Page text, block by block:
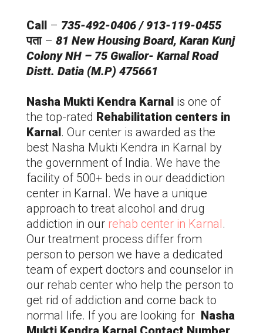
Call – 735-492-0406 / 913-119-0455
पता– 81 New Housing Board, Karan Kunj
Colony NH – 75 Gwalior- Karnal Road
Distt. Datia (M.P) 475661
Nasha Mukti Kendra Karnal is one of
the top-rated Rehabilitation centers in
Karnal. Our center is awarded as the
best Nasha Mukti Kendra in Karnal by
the government of India. We have the
facility of 500+ beds in our deaddiction
center in Karnal. We have a unique
approach to treat alcohol and drug
addiction in our rehab center in Karnal.
Our treatment process differ from
person to person we have a dedicated
team of expert doctors and counselor in
our rehab center who help the person to
get rid of addiction and come back to
normal life. If you are looking for Nasha